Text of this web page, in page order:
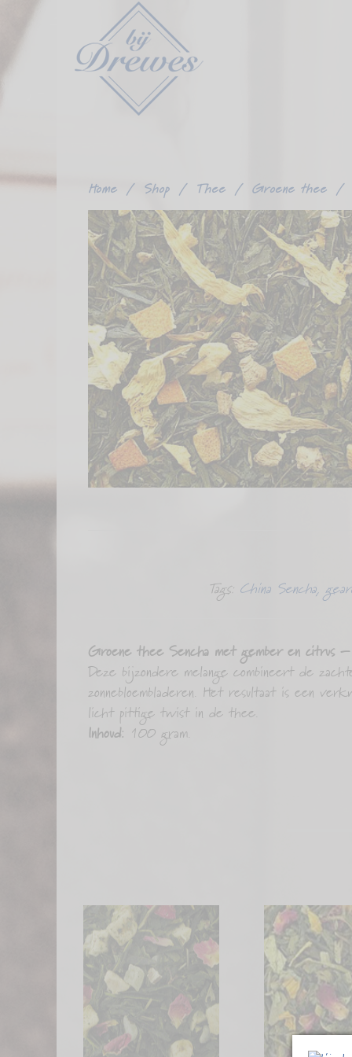
Home / Shop / Thee / Groene thee /
Tags: China Sencha,
Groene thee Sencha met gember en citrus
Deze bijzondere melange combineert de
zonnebloembladeren. Het resultaat is een
licht pittige twist in de thee.
Inhoud: 100 gram.